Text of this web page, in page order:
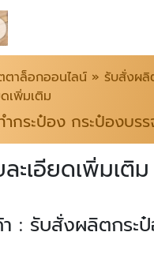
ตาล็อกออนไลน์ » รับสั่งผลิ
เพิ่มเติม
กระป๋อง กระป๋องบ
ะเอียดเพิ่มเติม
: รับสั่งผลิตกระ